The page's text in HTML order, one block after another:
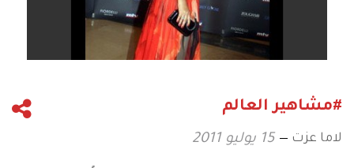
#مشاهير العالم
لاما عزت 15 يوليو 2011